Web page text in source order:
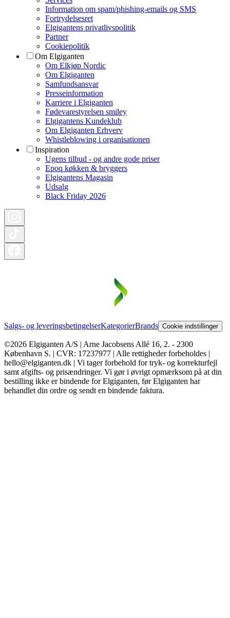
Information om spam/phishing-emails og SMS
Fortrydelsesret
Elgigantens privatlivspolitik
Partner
Cookiepolitik
Om Elgiganten
Om Elkjøp Nordic
Om Elgiganten
Samfundsansvar
Presseinformation
Karriere i Elgiganten
Fødevarestyrelsen smiley
Elgigantens Kundeklub
Om Elgiganten Erhverv
Whistleblowing i organisationen
Inspiration
Ugens tilbud - og andre gode priser
Epoq køkken & bryggers
Elgigantens Magasin
Udsalg
Black Friday 2026
Salgs- og leveringsbetingelserKategorierBrands Cookie indstillinger
©2026 Elgiganten A/S | Arne Jacobsens Allé 16, 2. - 2300
København S. | CVR: 17237977 | Alle rettigheder forbeholdes |
hello@elgiganten.dk | Vi tager forbehold for tryk- og korrekturfejl
samt afgifts- og prisændringer. Vi gør i øvrigt opmærksom på at din
bestilling ikke er bindende for Elgiganten, før Elgiganten har
behandlet din ordre og sendt en bindende faktura.